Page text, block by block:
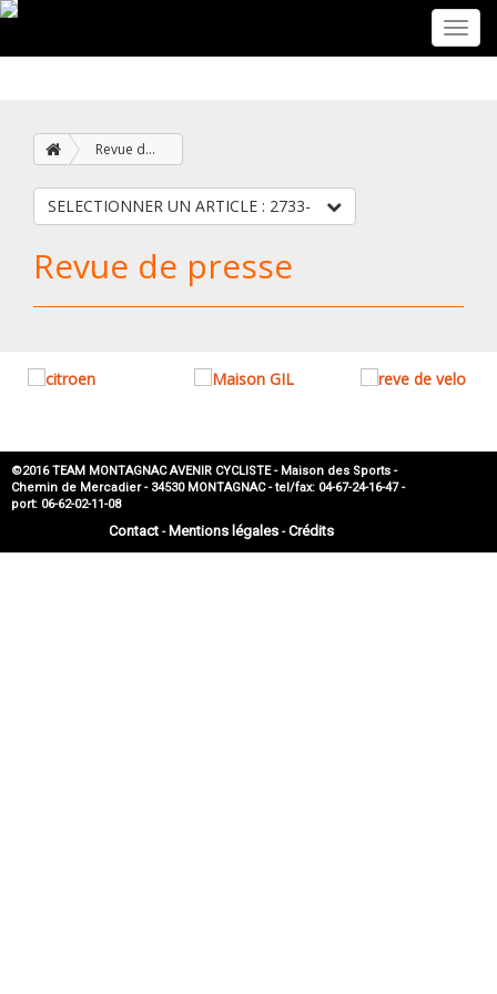
Revue de presse
SELECTIONNER UN ARTICLE : 2733-
Revue de presse
©2016 TEAM MONTAGNAC AVENIR CYCLISTE - Maison des Sports -
Chemin de Mercadier - 34530 MONTAGNAC - tel/fax: 04-67-24-16-47 -
port: 06-62-02-11-08
Contact- Mentions légales-Crédits